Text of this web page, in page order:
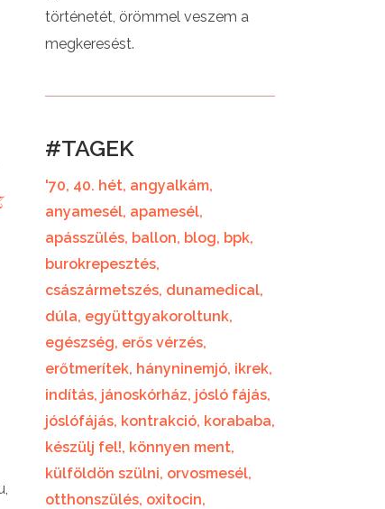
történetét, örömmel veszem a
megkeresést.
#TAGEK
'70 40. hét angyalkám
anyamesél apamesél
apásszülés ballon blog bpk
burokrepesztés
császármetszés dunamedical
dúla együttgyakoroltunk
egészség erős vérzés
erőtmerítek hányninemjó ikrek
indítás jánoskórház jósló fájás
jóslófájás kontrakció korababa
készülj fel! könnyen ment
külföldön szülni orvosmesél
otthonszülés oxitocin